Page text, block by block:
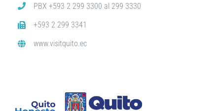
PBX +593 2 299 3300 al 299 3330
+593 2 299 3341
www.visitquito.ec